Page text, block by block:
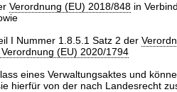
Verordnung (EU) 2018/848 in
I Nummer 1.8.5.1 Satz 2 der
(EU) 2020/1794
eines Verwaltungsaktes und
hierfür von der nach Landesrecht